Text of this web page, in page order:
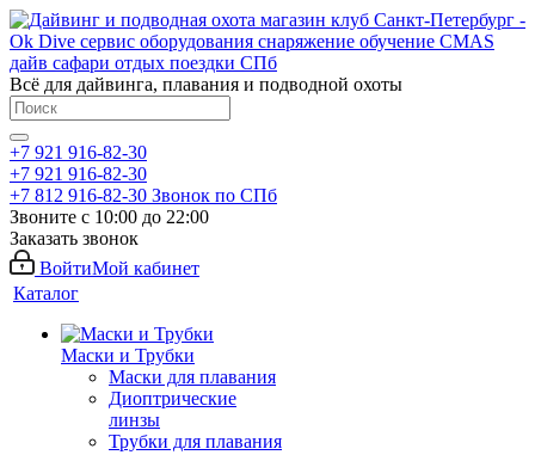
Всё для дайвинга, плавания и подводной охоты
+7 921 916-82-30
+7 921 916-82-30
+7 812 916-82-30 Звонок по СПб
Звоните с 10:00 до 22:00
Заказать звонок
ВойтиМой кабинет
Каталог
Маски и Трубки
Маски для плавания
Диоптрические
линзы
Трубки для плавания